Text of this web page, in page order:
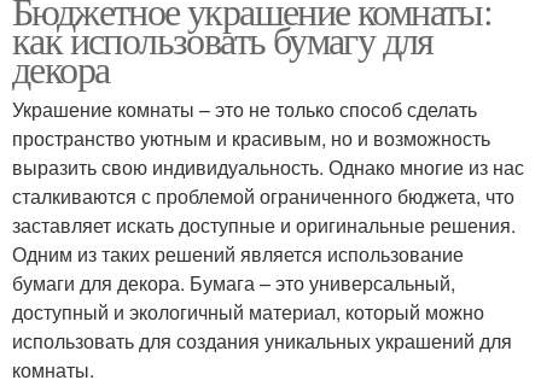
Бюджетное украшение комнаты:
как использовать бумагу для
декора
Украшение комнаты – это не только способ сделать
пространство уютным и красивым, но и возможность
выразить свою индивидуальность. Однако многие из нас
сталкиваются с проблемой ограниченного бюджета, что
заставляет искать доступные и оригинальные решения.
Одним из таких решений является использование
бумаги для декора. Бумага – это универсальный,
доступный и экологичный материал, который можно
использовать для создания уникальных украшений для
комнаты.